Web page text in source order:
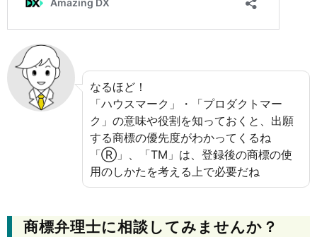
なるほど！
「ハウスマーク」・「プロダクトマー
ク」の意味や役割を知っておくと、出願
する商標の優先度がわかってくるね
「Ⓡ」、「TM」は、登録後の商標の使
用のしかたを考える上で必要だね
商標弁理士に相談してみませんか？